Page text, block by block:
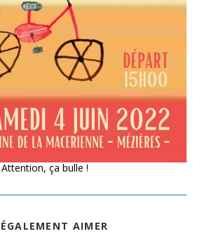
Attention, ça bulle !
AIMER